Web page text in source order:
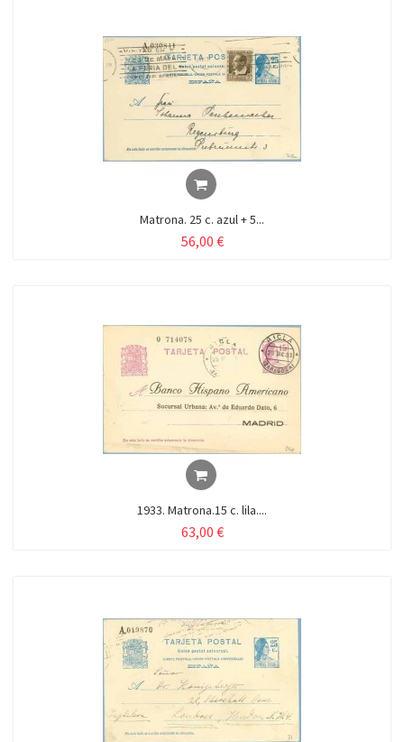
Matrona. 25 c. azul + 5...
56,00 €
1933. Matrona.15 c. lila....
63,00 €